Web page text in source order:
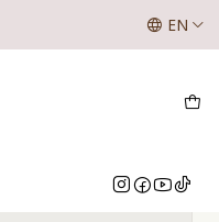
CLIENTES QUE LOSEN